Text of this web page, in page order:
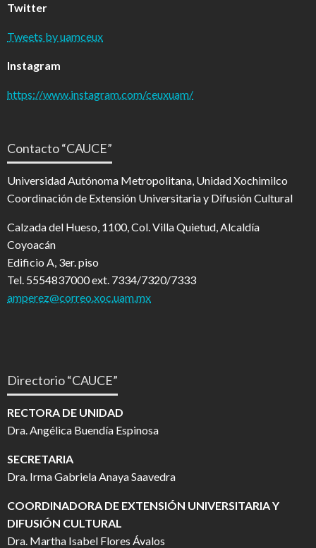
Twitter
Tweets by uamceux
Instagram
https://www.instagram.com/ceuxuam/
Contacto “CAUCE”
Universidad Autónoma Metropolitana, Unidad Xochimilco
Coordinación de Extensión Universitaria y Difusión Cultural
Calzada del Hueso, 1100, Col. Villa Quietud, Alcaldía
Coyoacán
Edificio A, 3er. piso
Tel. 5554837000 ext. 7334/7320/7333
amperez@correo.xoc.uam.mx
Directorio “CAUCE”
RECTORA DE UNIDAD
Dra. Angélica Buendía Espinosa
SECRETARIA
Dra. Irma Gabriela Anaya Saavedra
COORDINADORA DE EXTENSIÓN UNIVERSITARIA Y
DIFUSIÓN CULTURAL
Dra. Martha Isabel Flores Ávalos